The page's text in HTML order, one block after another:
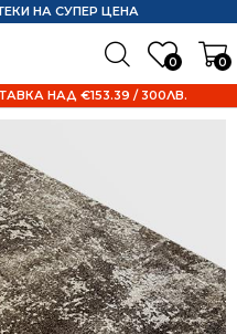
0 0
НА СУПЕР ЦЕНА
НАД €153.39 / 300ЛВ.